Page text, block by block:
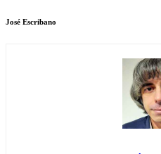
José Escribano